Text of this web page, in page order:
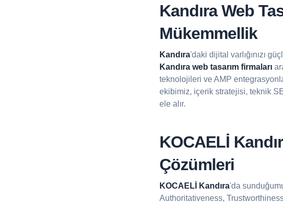
Kandıra Web
Mükemmellik
Kandıra'daki dijital varlığınızı
Kandıra web tasarım firmaları
teknolojileri ve AMP
ekibimiz, içerik stratejisi, teknik
ele alır.
KOCAELİ
Çözümleri
KOCAELİ Kandıra'da
Authoritativeness,